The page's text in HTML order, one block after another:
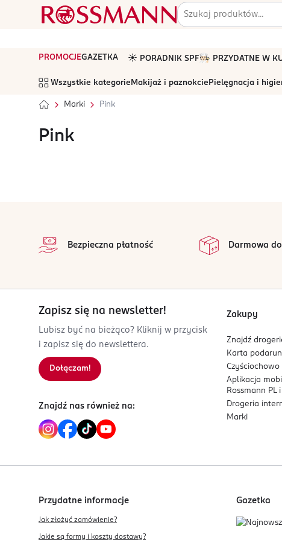
PROMOCJEGAZETKA ☀️ PORADNIK SPF🧑🏻‍🍳 PRZYDATNE W
Wszystkie kategorie Makijaż i paznokcie Pielęgnacja i
Marki Pink
Pink
Bezpieczna płatność Darmowa
Zapisz się na newsletter!
Lubisz być na bieżąco? Kliknij w przycisk
i zapisz się do newslettera.
Dołączam!
Znajdź nas również na:
Zakupy
Znajdź
Karta
Czyściochowo
Aplikacja
Rossmann PL
Drogeria
Marki
Przydatne informacje
Jak złożyć zamówienie?
Jakie są formy i koszty dostawy?
Gazetka